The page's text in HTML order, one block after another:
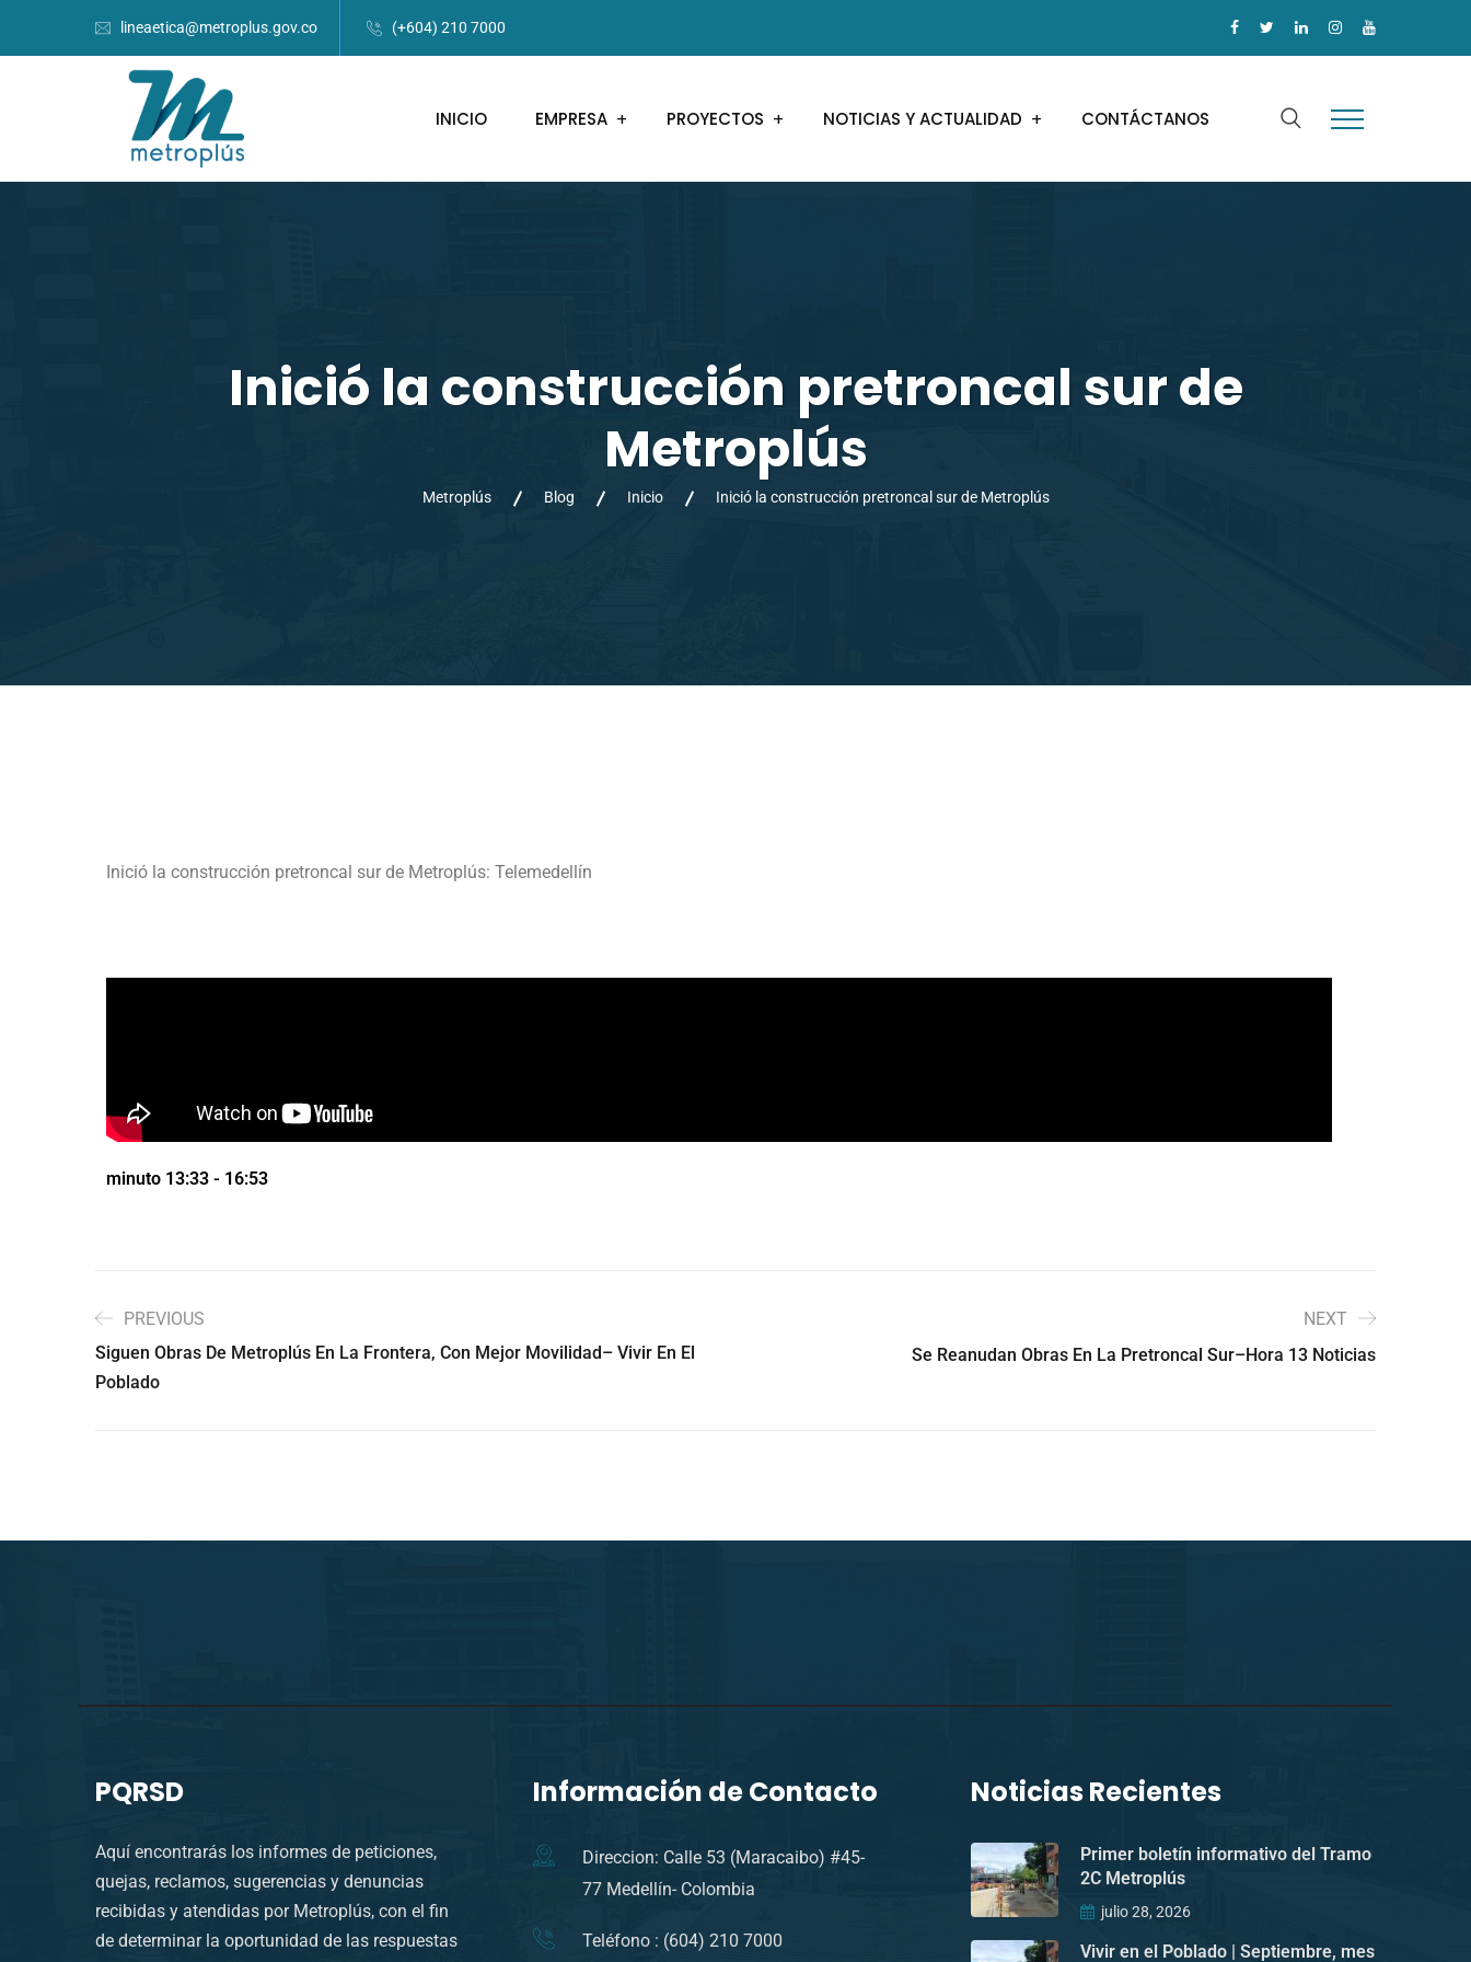
lineaetica@metroplus.gov.co (+604) 210 7000
INICIO EMPRESA PROYECTOS NOTICIAS Y ACTUALIDAD CONTÁCTANOS
Inició la construcción pretroncal sur de
Metroplús
Metroplús Blog Inicio Inició la construcción pretroncal sur de Metroplús
Inició la construcción pretroncal sur de Metroplús: Telemedellín
minuto 13:33 - 16:53
PREVIOUS
Siguen Obras De Metroplús En La Frontera, Con Mejor Movilidad– Vivir En El
Poblado
NEXT
Se Reanudan Obras En La Pretroncal Sur–Hora 13 Noticias
PQRSD
Aquí encontrarás los informes de peticiones,
quejas, reclamos, sugerencias y denuncias
recibidas y atendidas por Metroplús, con el fin
de determinar la oportunidad de las respuestas
Información de Contacto
Direccion: Calle 53 (Maracaibo) #45-
77 Medellín- Colombia
Teléfono : (604) 210 7000
Noticias Recientes
Primer boletín informativo del Tramo
2C Metroplús
julio 28, 2026
Vivir en el Poblado | Septiembre, mes